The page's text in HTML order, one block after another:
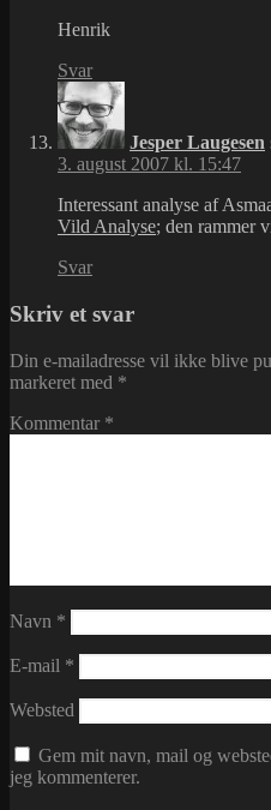
Henrik
Svar
Jesper Laugesen
3. august 2007 kl. 15:47
Interessant analyse af
Vild Analyse; den rammer
Svar
Skriv et svar
Din e-mailadresse vil ikke blive
markeret med *
Kommentar *
Navn *
E-mail *
Websted
Gem mit navn, mail og
jeg kommenterer.